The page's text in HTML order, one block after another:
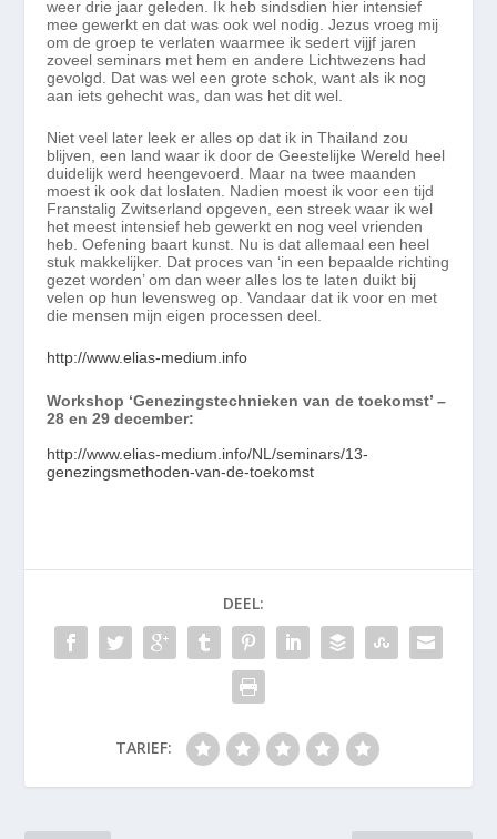
weer drie jaar geleden. Ik heb sindsdien hier intensief
mee gewerkt en dat was ook wel nodig. Jezus vroeg mij
om de groep te verlaten waarmee ik sedert vijjf jaren
zoveel seminars met hem en andere Lichtwezens had
gevolgd. Dat was wel een grote schok, want als ik nog
aan iets gehecht was, dan was het dit wel.
Niet veel later leek er alles op dat ik in Thailand zou
blijven, een land waar ik door de Geestelijke Wereld heel
duidelijk werd heengevoerd. Maar na twee maanden
moest ik ook dat loslaten. Nadien moest ik voor een tijd
Franstalig Zwitserland opgeven, een streek waar ik wel
het meest intensief heb gewerkt en nog veel vrienden
heb. Oefening baart kunst. Nu is dat allemaal een heel
stuk makkelijker. Dat proces van ‘in een bepaalde richting
gezet worden’ om dan weer alles los te laten duikt bij
velen op hun levensweg op. Vandaar dat ik voor en met
die mensen mijn eigen processen deel.
http://www.elias-medium.info
Workshop ‘Genezingstechnieken van de toekomst’ –
28 en 29 december:
http://www.elias-medium.info/NL/seminars/13-
genezingsmethoden-van-de-toekomst
DEEL:
TARIEF: